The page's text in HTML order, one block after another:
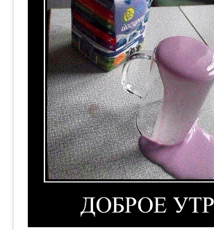
Доброе утро. Демотиватор